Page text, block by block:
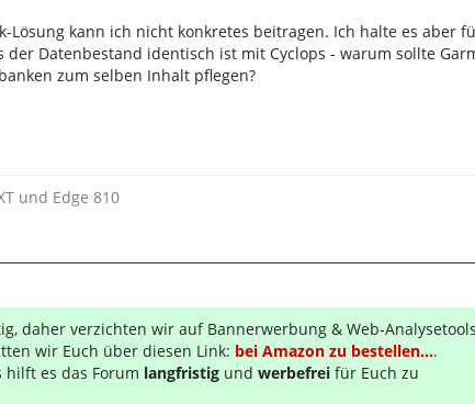
Lösung kann ich nicht konkretes beitragen. Ich halte es aber
der Datenbestand identisch ist mit Cyclops - warum sollte
zum selben Inhalt pflegen?
und Edge 810
daher verzichten wir auf Bannerwerbung & Web-
wir Euch über diesen Link: bei Amazon zu bestellen....
hilft es das Forum langfristig und werbefrei für Euch zu